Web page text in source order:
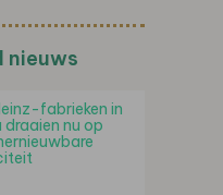
nieuws
fabrieken in
draaien nu op